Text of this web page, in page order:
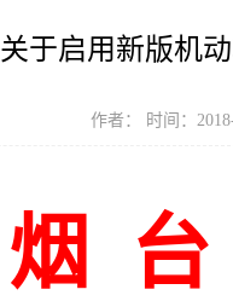
关于启用新版机
作者： 时间：
烟